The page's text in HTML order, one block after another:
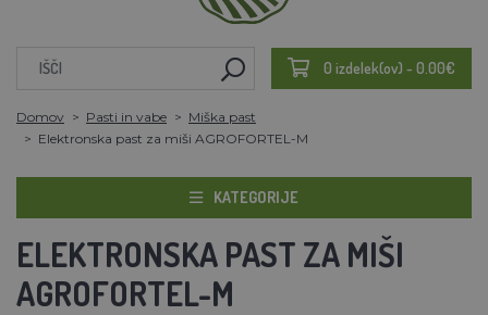
0 izdelek(ov) - 0.00€
Domov Pasti in vabe
Miška past
Elektronska past za miši AGROFORTEL-M
KATEGORIJE
ELEKTRONSKA PAST ZA MIŠI
AGROFORTEL-M